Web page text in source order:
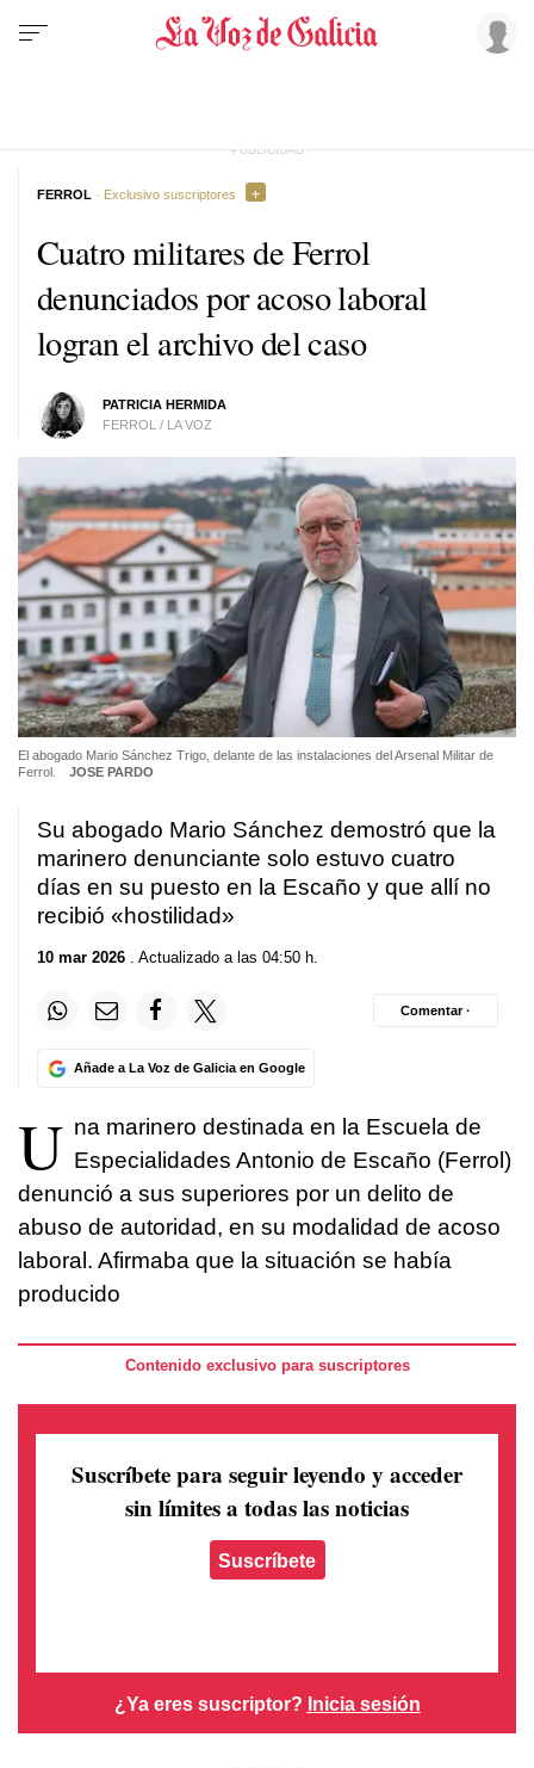
Cuatro militares de Ferrol
denunciados por acoso laboral
logran el archivo del caso
PATRICIA HERMIDA
FERROL / LA VOZ
FERROL · Exclusivo suscriptores
El abogado Mario Sánchez Trigo, delante de las instalaciones del Arsenal Militar de
Ferrol.
JOSE PARDO
Su abogado Mario Sánchez demostró que la
marinero denunciante solo estuvo cuatro
días en su puesto en la Escaño y que allí no
recibió «hostilidad»
10 mar 2026 . Actualizado a las 04:50 h.
Añade a La Voz de Galicia en Google
Comentar ·
U na marinero destinada en la Escuela de
Especialidades Antonio de Escaño (Ferrol)
denunció a sus superiores por un delito de
abuso de autoridad, en su modalidad de acoso
laboral. Afirmaba que la situación se había
producido
Contenido exclusivo para suscriptores
Suscríbete para seguir leyendo y acceder
sin límites a todas las noticias
Suscríbete
¿Ya eres suscriptor? Inicia sesión